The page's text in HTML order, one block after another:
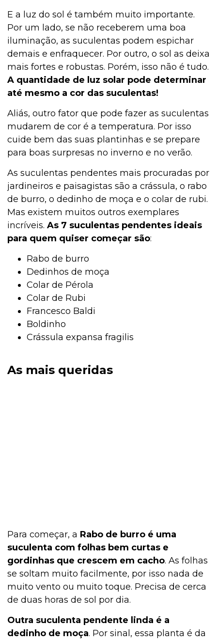
E a luz do sol é também muito importante.
Por um lado, se não receberem uma boa
iluminação, as suculentas podem espichar
demais e enfraquecer. Por outro, o sol as deixa
mais fortes e robustas. Porém, isso não é tudo.
A quantidade de luz solar pode determinar
até mesmo a cor das suculentas!
Aliás, outro fator que pode fazer as suculentas
mudarem de cor é a temperatura. Por isso
cuide bem das suas plantinhas e se prepare
para boas surpresas no inverno e no verão.
As suculentas pendentes mais procuradas por
jardineiros e paisagistas são a crássula, o rabo
de burro, o dedinho de moça e o colar de rubi.
Mas existem muitos outros exemplares
incríveis. As 7 suculentas pendentes ideais
para quem quiser começar são:
Rabo de burro
Dedinhos de moça
Colar de Pérola
Colar de Rubi
Francesco Baldi
Boldinho
Crássula expansa fragilis
As mais queridas
Para começar, a Rabo de burro é uma
suculenta com folhas bem curtas e
gordinhas que crescem em cacho. As folhas
se soltam muito facilmente, por isso nada de
muito vento ou muito toque. Precisa de cerca
de duas horas de sol por dia.
Outra suculenta pendente linda é a
dedinho de moça. Por sinal, essa planta é da